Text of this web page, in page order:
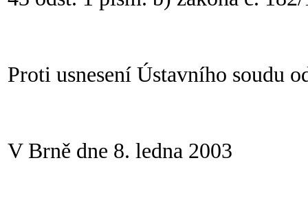
Proti usnesení Ústavního soudu
V Brně dne 8. ledna 2003